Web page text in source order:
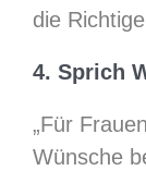
die
4. Sprich
„Für
Wünsche